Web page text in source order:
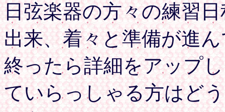
日弦楽器の方々の練習
出来、着々と準備が進
終ったら詳細をアップ
ていらっしゃる方はど